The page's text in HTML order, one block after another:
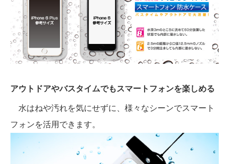
アウトドアやバスタイムでもスマートフォンを楽しめる
水はねや汚れを気にせずに、様々なシーンでスマート
フォンを活用できます。